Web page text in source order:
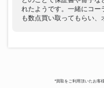
れたようです。一緒にコー
も数点買い取ってもらい、
*買取をご利用頂いたお客